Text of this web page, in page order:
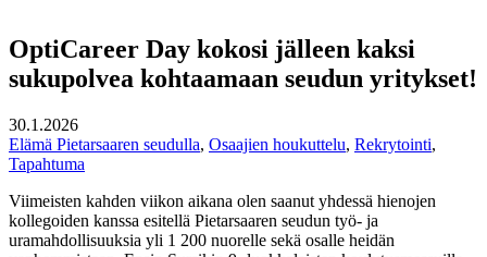
OptiCareer Day kokosi jälleen kaksi
sukupolvea kohtaamaan seudun yritykset!
30.1.2026
Elämä Pietarsaaren seudulla, Osaajien houkuttelu, Rekrytointi,
Tapahtuma
Viimeisten kahden viikon aikana olen saanut yhdessä hienojen
kollegoiden kanssa esitellä Pietarsaaren seudun työ- ja
uramahdollisuuksia yli 1 200 nuorelle sekä osalle heidän